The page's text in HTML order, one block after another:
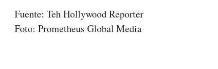
Fuente: Teh Hollywood Reporter
Foto: Prometheus Global Media